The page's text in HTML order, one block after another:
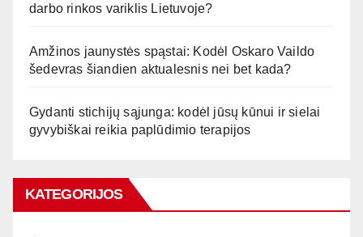
darbo rinkos variklis Lietuvoje?
Amžinos jaunystės spąstai: Kodėl Oskaro Vaildo
šedevras šiandien aktualesnis nei bet kada?
Gydanti stichijų sąjunga: kodėl jūsų kūnui ir sielai
gyvybiškai reikia paplūdimio terapijos
KATEGORIJOS